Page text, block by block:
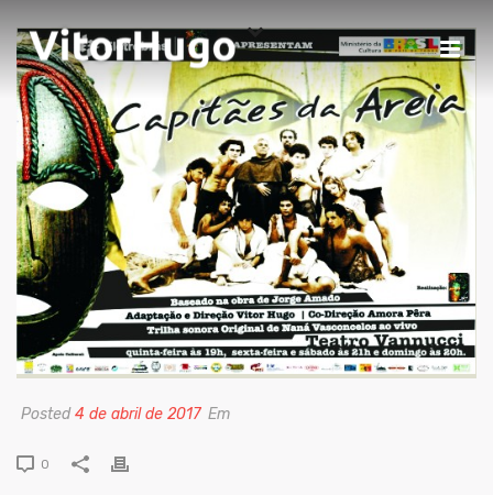
Posted4 de abril de 2017 Em
0